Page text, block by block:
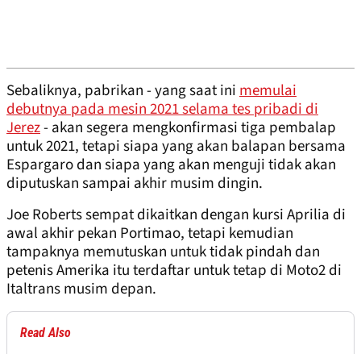
Sebaliknya, pabrikan - yang saat inimemulai
debutnya pada mesin 2021 selama tes pribadi di
Jerez- akan segera mengkonfirmasi tiga pembalap
untuk 2021, tetapi siapa yang akan balapan bersama
Espargaro dan siapa yang akan menguji tidak akan
diputuskan sampai akhir musim dingin.
Joe Roberts sempat dikaitkan dengan kursi Aprilia di
awal akhir pekan Portimao, tetapi kemudian
tampaknya memutuskan untuk tidak pindah dan
petenis Amerika itu terdaftar untuk tetap di Moto2 di
Italtrans musim depan.
Read Also